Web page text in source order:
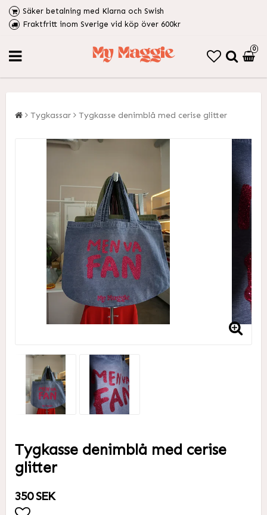
Säker betalning med Klarna och Swish
Fraktfritt inom Sverige vid köp över 600kr
0
Tygkassar Tygkasse denimblå med cerise glitter
Tygkasse denimblå med cerise
glitter
350 SEK